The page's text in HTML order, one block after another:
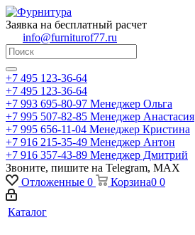
Заявка на бесплатный расчет
info@furniturof77.ru
+7 495 123-36-64
+7 495 123-36-64
+7 993 695-80-97 Менеджер Ольга
+7 995 507-82-85 Менеджер Анастасия
+7 995 656-11-04 Менеджер Кристина
+7 916 215-35-49 Менеджер Антон
+7 916 357-43-89 Менеджер Дмитрий
Звоните, пишите на Telegram, MAX
Отложенные 0 Корзина0 0
Каталог